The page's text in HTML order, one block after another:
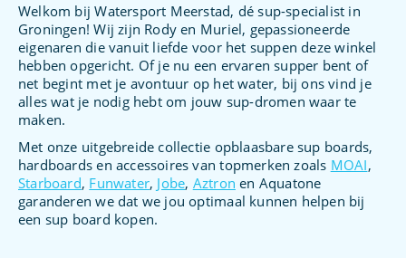
Welkom bij Watersport Meerstad, dé sup-specialist in
Groningen! Wij zijn Rody en Muriel, gepassioneerde
eigenaren die vanuit liefde voor het suppen deze winkel
hebben opgericht. Of je nu een ervaren supper bent of
net begint met je avontuur op het water, bij ons vind je
alles wat je nodig hebt om jouw sup-dromen waar te
maken.
Met onze uitgebreide collectie opblaasbare sup boards,
hardboards en accessoires van topmerken zoals MOAI,
Starboard, Funwater, Jobe, Aztron en Aquatone
garanderen we dat we jou optimaal kunnen helpen bij
een sup board kopen.